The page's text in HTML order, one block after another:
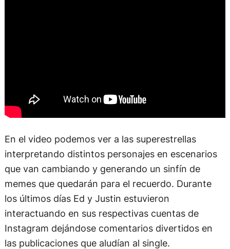
En el video podemos ver a las superestrellas
interpretando distintos personajes en escenarios
que van cambiando y generando un sinfín de
memes que quedarán para el recuerdo. Durante
los últimos días Ed y Justin estuvieron
interactuando en sus respectivas cuentas de
Instagram dejándose comentarios divertidos en
las publicaciones que aludían al single.